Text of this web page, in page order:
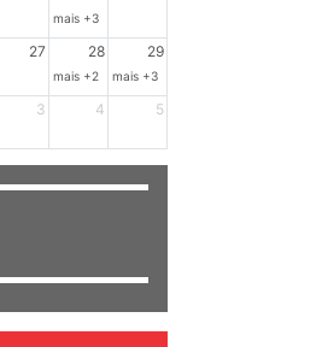
mais +3
27 28 29
mais +2 mais +3
3 4 5